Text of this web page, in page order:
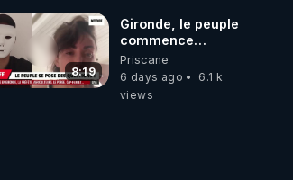
8:19
Gironde, le peuple
commence
vraiment à se
poser des
questions !
Priscane
6 days ago
6.1 k
views